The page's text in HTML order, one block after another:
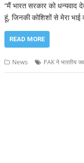
”मैं भारत सरकार को धन्यवाद
हूं, जिनकी कोशिशों से मेरा
READ MORE
News PAK ने भारतीय